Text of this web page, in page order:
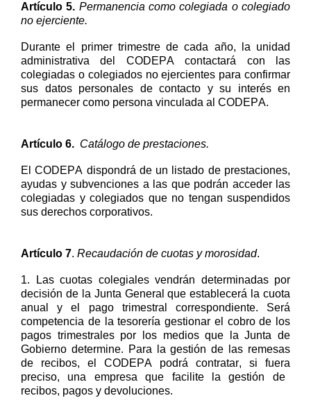
Artículo5. Permanencia como colegiada ocolegiado
no ejerciente.
Durante el primer trimestre de cada año,
a unidad
administrativa del CODEPA contactará con las
colegiadas o colegiados no ejercientes para confirmar
sus datos personales decontacto y su interés en
permanecer como persona vinculada al CODEPA.
Artículo 6. Catálogo de prestaciones.
El CODEPA dispondrá de un listado de prestaciones,
ayudas y subvenciones a las que podrán acceder l as
colegiadas ycolegiados que no tengan suspendidos
sus derechos corporativos.
Artículo 7. Recaudación de cuotas y morosidad.
1.
Las cuotas colegiales vendrán determinadas por
decisión de la Junta General que establecerá la cuota
anual y el pago trimestral correspondiente. Será
competencia de latesorería gestionar el cobro de los
pagos trimestrales por los medios que la Junta de
Gobierno determine. Para la gestión de las remesas
de recibos, el CODEPA podrá contratar, si fuera
preciso, una empresa que facilite la gestión de
recibos, pagos y devoluciones.